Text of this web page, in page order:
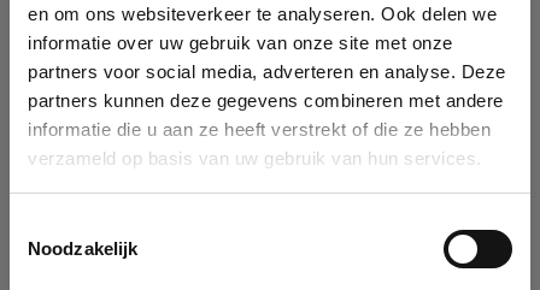
en om ons websiteverkeer te analyseren. Ook delen we
informatie over uw gebruik van onze site met onze
partners voor social media, adverteren en analyse. Deze
partners kunnen deze gegevens combineren met andere
informatie die u aan ze heeft verstrekt of die ze hebben
verzameld op basis van uw gebruik van hun services.
Noodzakelijk
Identification
Please fill in your company details
You can search a company in our database by name, VAT or
enterprise ID. When a company is selected it will auto-complete the
form. If you don't find your company in our database, you can create
See details
Ok